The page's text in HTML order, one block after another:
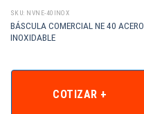
SKU: NVNE-40INOX
BÁSCULA COMERCIAL NE 40 ACERO
INOXIDABLE
COTIZAR +